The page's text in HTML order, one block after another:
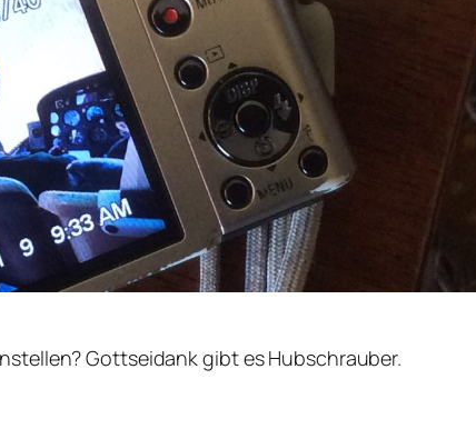
Gottseidank gibt es Hubschrauber.